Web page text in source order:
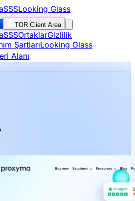
SSSLooking Glass
TOR Client Area
SSSOrtaklarGizlilik
ŞartlarıLooking Glass
Alanı